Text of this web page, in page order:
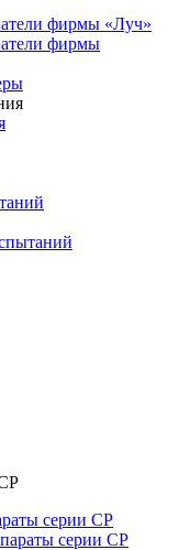
фирмы «Луч»
фирмы
серии СР
серии CP